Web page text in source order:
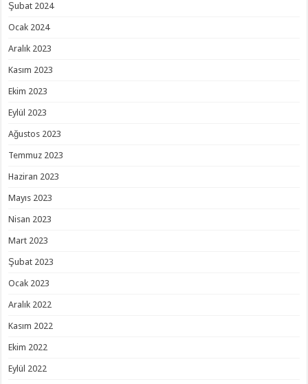
Şubat 2024
Ocak 2024
Aralık 2023
Kasım 2023
Ekim 2023
Eylül 2023
Ağustos 2023
Temmuz 2023
Haziran 2023
Mayıs 2023
Nisan 2023
Mart 2023
Şubat 2023
Ocak 2023
Aralık 2022
Kasım 2022
Ekim 2022
Eylül 2022